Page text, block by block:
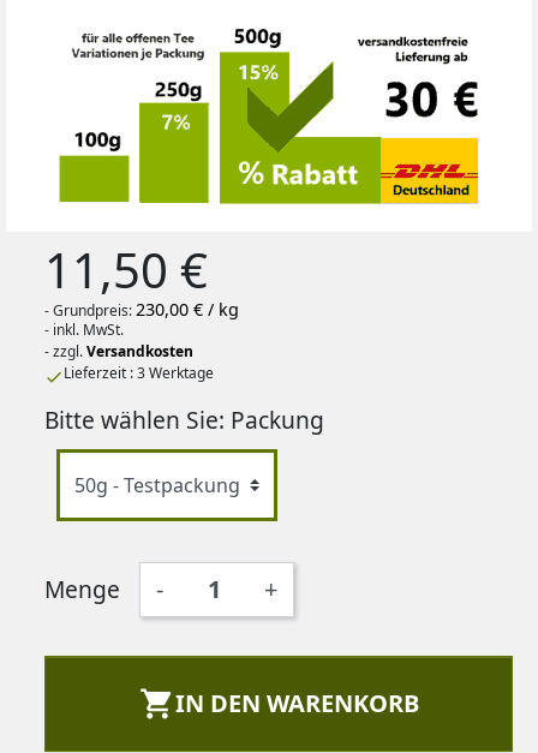
11,50 €
- Grundpreis:230,00 € / kg
- inkl. MwSt.
- zzgl.Versandkosten
Lieferzeit : 3 Werktage
Bitte wählen Sie: Packung
Menge - +
IN DEN WARENKORB